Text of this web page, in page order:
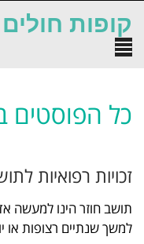
קופות
תפריט
כל הפוסטים
זכויות רפואיות
למשך שנתיים רצופות או